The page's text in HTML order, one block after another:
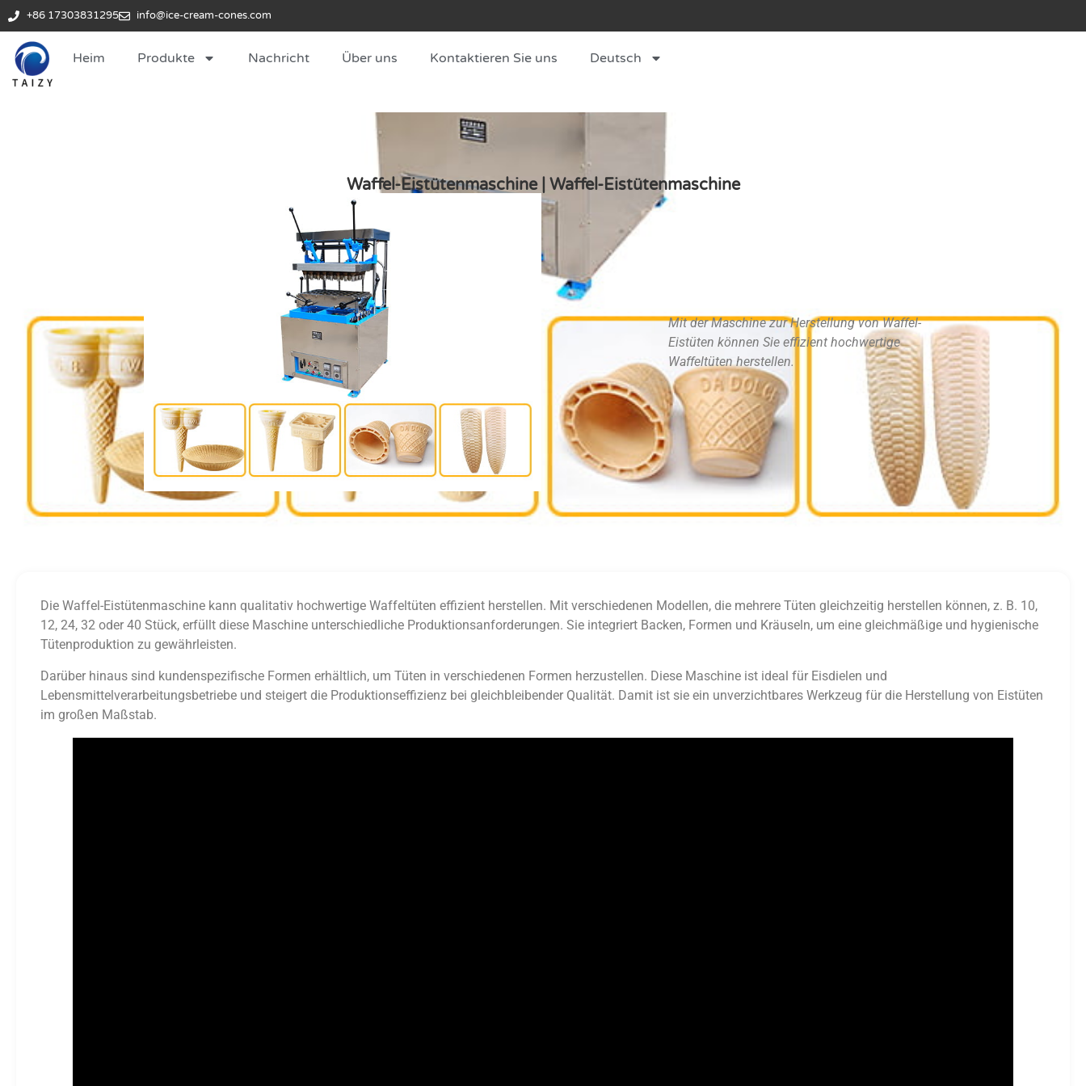
+86 17303831295 info@ice-cream-cones.com
Heim Produkte Nachricht Über uns Kontaktieren Sie uns Deutsch
Waffel-Eistütenmaschine | Waffel-Eistütenmaschine
Mit der Maschine zur Herstellung von Waffel-
Eistüten können Sie effizient hochwertige
Waffeltüten herstellen.
Die Waffel-Eistütenmaschine kann qualitativ hochwertige Waffeltüten effizient herstellen. Mit verschiedenen Modellen, die mehrere Tüten gleichzeitig herstellen können, z. B. 10,
12, 24, 32 oder 40 Stück, erfüllt diese Maschine unterschiedliche Produktionsanforderungen. Sie integriert Backen, Formen und Kräuseln, um eine gleichmäßige und hygienische
Tütenproduktion zu gewährleisten.
Darüber hinaus sind kundenspezifische Formen erhältlich, um Tüten in verschiedenen Formen herzustellen. Diese Maschine ist ideal für Eisdielen und
Lebensmittelverarbeitungsbetriebe und steigert die Produktionseffizienz bei gleichbleibender Qualität. Damit ist sie ein unverzichtbares Werkzeug für die Herstellung von Eistüten
im großen Maßstab.